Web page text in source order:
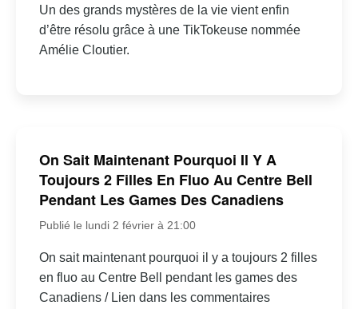
Un des grands mystères de la vie vient enfin
d’être résolu grâce à une TikTokeuse nommée
Amélie Cloutier.
On Sait Maintenant Pourquoi Il Y A
Toujours 2 Filles En Fluo Au Centre Bell
Pendant Les Games Des Canadiens
Publié le lundi 2 février à 21:00
On sait maintenant pourquoi il y a toujours 2 filles
en fluo au Centre Bell pendant les games des
Canadiens / Lien dans les commentaires